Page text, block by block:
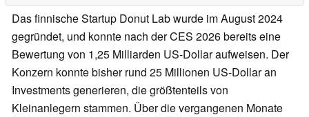
Das finnische Startup Donut Lab wurde im August 2024
gegründet, und konnte nach der CES 2026 bereits eine
Bewertung von 1,25 Milliarden US-Dollar aufweisen. Der
Konzern konnte bisher rund 25 Millionen US-Dollar an
Investments generieren, die größtenteils von
Kleinanlegern stammen. Über die vergangenen Monate